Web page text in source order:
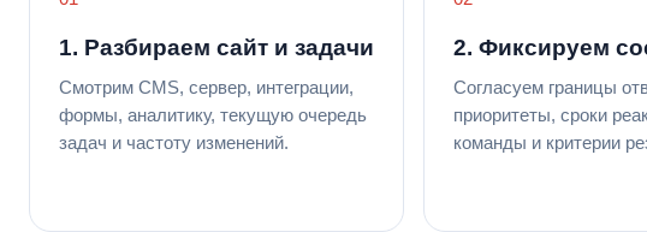
1. Разбираем сайт и задачи
Смотрим CMS, сервер, интеграции,
формы, аналитику, текущую очередь
задач и частоту изменений.
2. Фиксируем
Согласуем границы
приоритеты, сроки
команды и критерии